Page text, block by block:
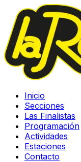
Inicio
Secciones
Las Finalistas
Programación
Actividades
Estaciones
Contacto